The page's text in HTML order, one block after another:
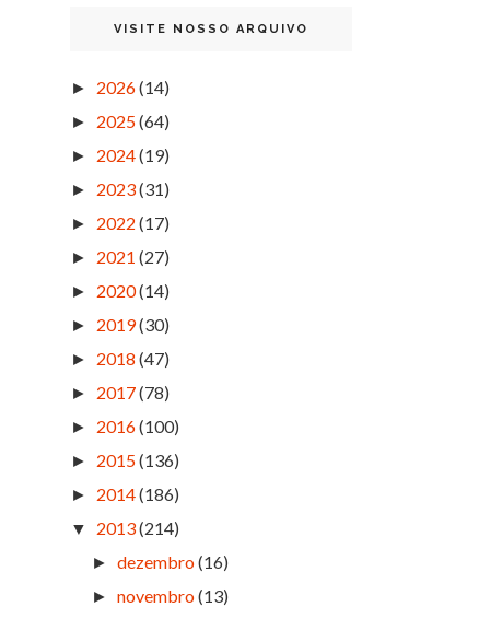
VISITE NOSSO ARQUIVO
► 2026(14)
► 2025(64)
► 2024(19)
► 2023(31)
► 2022 (17)
► 2021 (27)
► 2020(14)
► 2019(30)
► 2018 (47)
► 2017(78)
► 2016(100)
► 2015(136)
► 2014(186)
▼ 2013(214)
►dezembro(16)
►novembro(13)